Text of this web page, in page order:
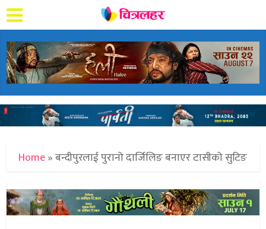
Home»बन्दीपुरलाई पुरानो दार्जिलिङ बनाएर टासीको सुटिङ